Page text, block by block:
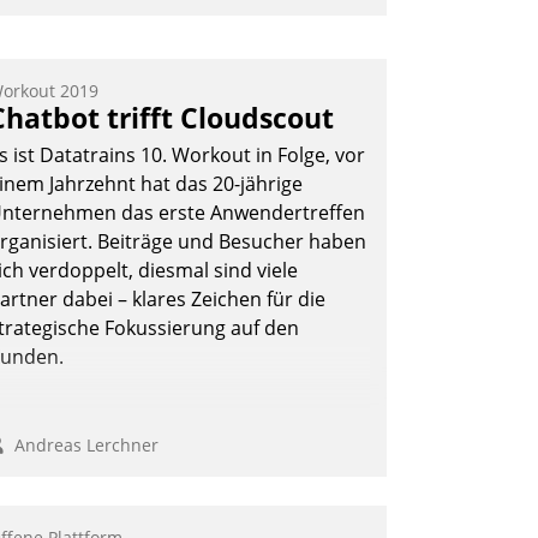
kurzweilige Einblicke in
Cloud-Strategien und -
mit hohem Zukunftspotenzial.
Andreas Lerchner
2019
trifft Cloudscout
ist Datatrains 10. Workout in Folge, vor
Jahrzehnt hat das 20-jährige
das erste Anwendertreffen
Beiträge und Besucher haben
verdoppelt, diesmal sind viele
dabei – klares Zeichen für die
Fokussierung auf den
Andreas Lerchner